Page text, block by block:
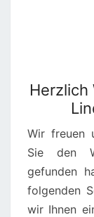
Wir freuen
Sie den
gefunden
folgenden
wir Ihnen